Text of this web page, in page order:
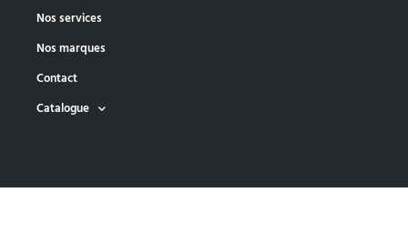
Nos services
Nos marques
Contact
Catalogue